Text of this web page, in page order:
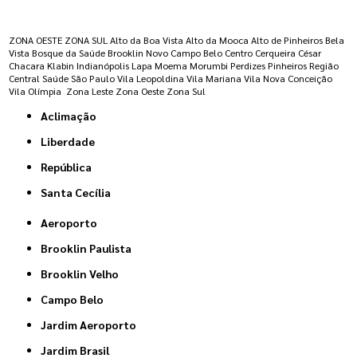
ZONA OESTE ZONA SUL Alto da Boa Vista Alto da Mooca Alto de Pinheiros Bela
Vista Bosque da Saúde Brooklin Novo Campo Belo Centro Cerqueira César
Chacara Klabin Indianópolis Lapa Moema Morumbi Perdizes Pinheiros Região
Central Saúde São Paulo Vila Leopoldina Vila Mariana Vila Nova Conceição
Vila Olímpia Zona Leste Zona Oeste Zona Sul
Aclimação
Liberdade
República
Santa Cecília
Aeroporto
Brooklin Paulista
Brooklin Velho
Campo Belo
Jardim Aeroporto
Jardim Brasil